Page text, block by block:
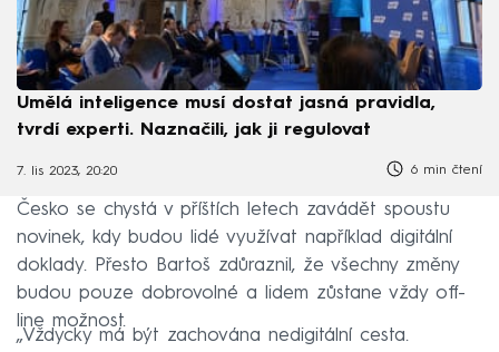
Umělá inteligence musí dostat jasná pravidla,
tvrdí experti. Naznačili, jak ji regulovat
7. lis 2023, 20:20 6 min čtení
Česko se chystá v příštích letech zavádět spoustu
novinek, kdy budou lidé využívat například digitální
doklady. Přesto Bartoš zdůraznil, že všechny změny
budou pouze dobrovolné a lidem zůstane vždy off-
line možnost.
„Vždycky má být zachována nedigitální cesta.